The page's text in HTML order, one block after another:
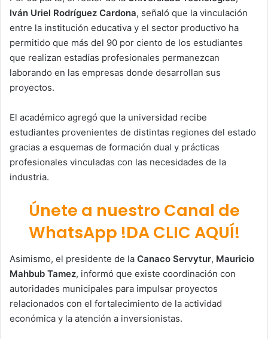
Iván Uriel Rodríguez Cardona, señaló que la vinculación
entre la institución educativa y el sector productivo ha
permitido que más del 90 por ciento de los estudiantes
que realizan estadías profesionales permanezcan
laborando en las empresas donde desarrollan sus
proyectos.
El académico agregó que la universidad recibe
estudiantes provenientes de distintas regiones del estado
gracias a esquemas de formación dual y prácticas
profesionales vinculadas con las necesidades de la
industria.
Únete a nuestro Canal de
WhatsApp !DA CLIC AQUÍ!
Asimismo, el presidente de la Canaco Servytur, Mauricio
Mahbub Tamez, informó que existe coordinación con
autoridades municipales para impulsar proyectos
relacionados con el fortalecimiento de la actividad
económica y la atención a inversionistas.